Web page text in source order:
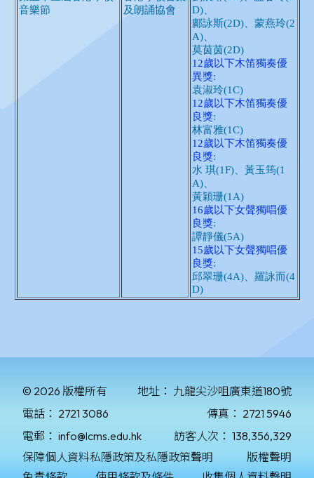
© 2026 版權所有 地址： 九龍尖沙咀廣東道180號
電話： 2721 3086 傳真： 2721 5946
電郵： info@lcms.edu.hk 訪客人次： 138,356,329
保障個人資料私隱政策及私隱政策聲明
版權聲明